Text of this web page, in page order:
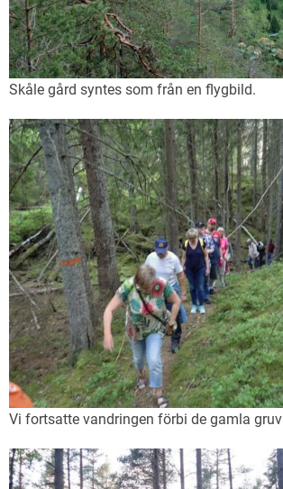
Skåle gård syntes som från en flygbild.
Vi fortsatte vandringen förbi de gamla